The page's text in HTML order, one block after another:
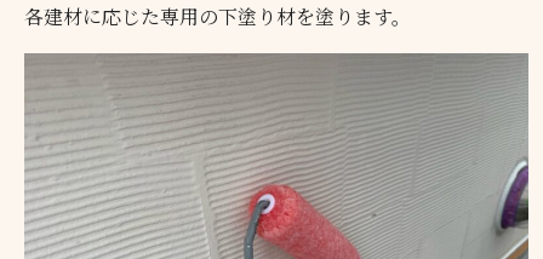
各建材に応じた専用の下塗り材を塗ります。